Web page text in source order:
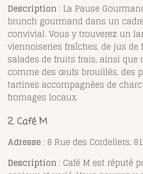
Description : La Pause
brunch gourmand dans un
convivial. Vous y trouverez un
viennoiseries fraîches, de jus de
salades de fruits frais, ainsi que
comme des œufs brouillés, des
tartines accompagnées de
fromages locaux.
2. Café M
Adresse : 8 Rue des Cordeliers,
Description : Café M est réputé